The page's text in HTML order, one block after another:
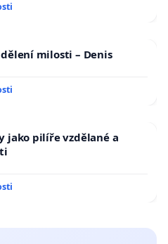
milosti – Denis
jako pilíře vzdělané a